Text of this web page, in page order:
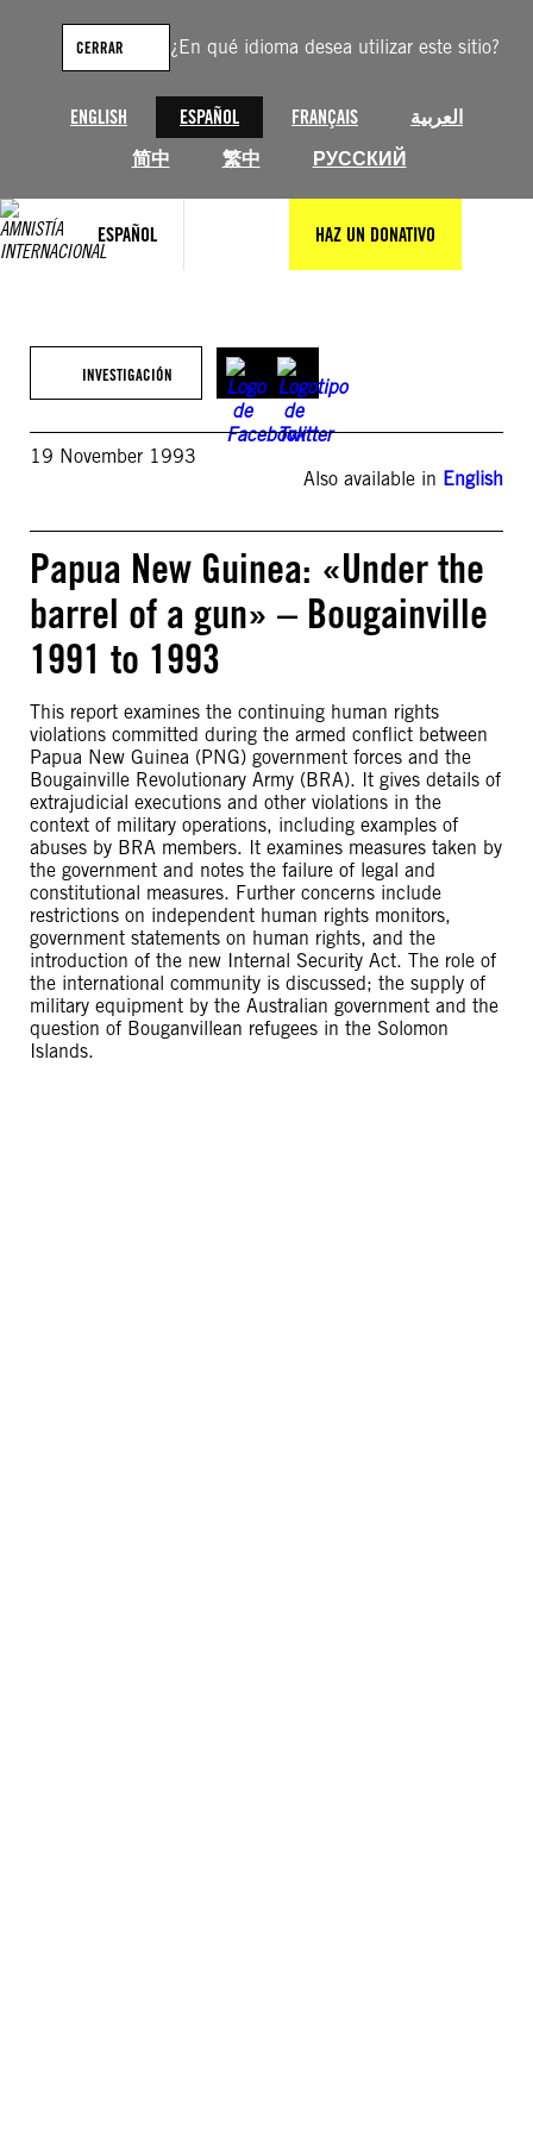
¿En qué idioma desea utilizar este sitio?
ENGLISH ESPAÑOL FRANÇAIS
العربية
简中
繁中 РУССКИЙ
CERRAR
ESPAÑOL HAZ UN DONATIVO
contenido
INVESTIGACIÓN
19 November 1993
Also available in English
Papua New Guinea: «Under the
barrel of a gun» – Bougainville
1991 to 1993
This report examines the continuing human rights
violations committed during the armed conflict between
Papua New Guinea (PNG) government forces and the
Bougainville Revolutionary Army (BRA). It gives details of
extrajudicial executions and other violations in the
context of military operations, including examples of
abuses by BRA members. It examines measures taken by
the government and notes the failure of legal and
constitutional measures. Further concerns include
restrictions on independent human rights monitors,
government statements on human rights, and the
introduction of the new Internal Security Act. The role of
the international community is discussed; the supply of
military equipment by the Australian government and the
question of Bouganvillean refugees in the Solomon
Islands.